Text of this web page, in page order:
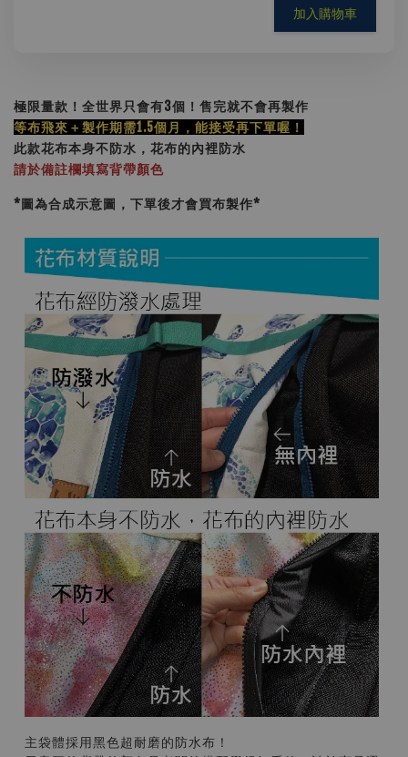
加入購物車
極限量款！全世界只會有3個！售完就不會再製作
等布飛來＋製作期需1.5個月，能接受再下單喔！
此款花布本身不防水，花布的內裡防水
請於備註欄填寫背帶顏色
*圖為合成示意圖，下單後才會買布製作*
主袋體採用黑色超耐磨的防水布！